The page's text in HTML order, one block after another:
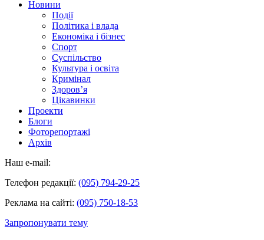
Новини
Події
Політика і влада
Економіка і бізнес
Спорт
Суспільство
Культура і освіта
Кримінал
Здоров’я
Цікавинки
Проекти
Блоги
Фоторепортажі
Архів
Наш e-mail:
Телефон редакції: (095) 794-29-25
Реклама на сайті: (095) 750-18-53
Запропонувати тему